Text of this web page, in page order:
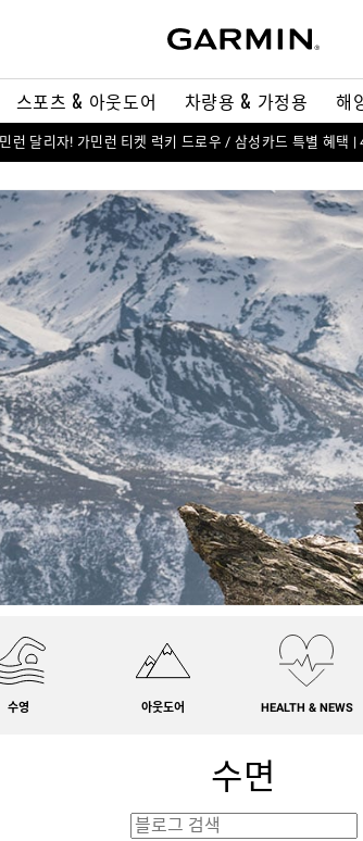
스포츠 & 아웃도어 차량용 & 가정용 해
런 달리자! 가민런 티켓 럭키 드로우 / 삼성카드 특별 혜택
수영 아웃도어 HEALTH & NEWS
수면